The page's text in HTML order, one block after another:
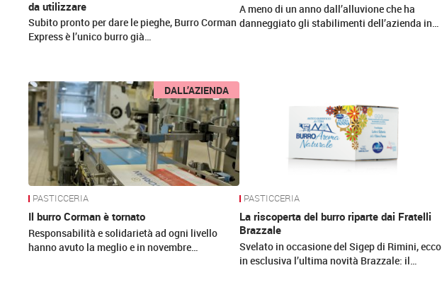
da utilizzare
Subito pronto per dare le pieghe, Burro Corman
Express è l’unico burro già…
A meno di un anno dall’alluvione che ha
danneggiato gli stabilimenti dell’azienda in…
DALL’AZIENDA
PASTICCERIA
Il burro Corman è tornato
Responsabilità e solidarietà ad ogni livello
hanno avuto la meglio e in novembre…
PASTICCERIA
La riscoperta del burro riparte dai Fratelli
Brazzale
Svelato in occasione del Sigep di Rimini, ecco
in esclusiva l’ultima novità Brazzale: il…